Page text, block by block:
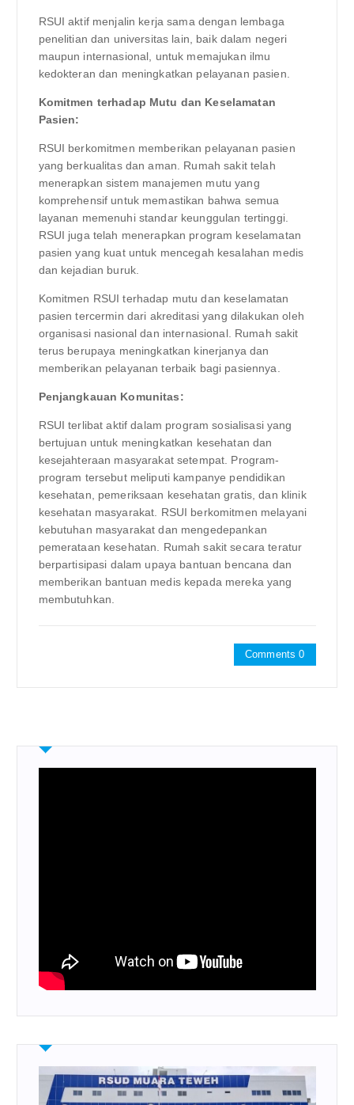
RSUI aktif menjalin kerja sama dengan lembaga
penelitian dan universitas lain, baik dalam negeri
maupun internasional, untuk memajukan ilmu
kedokteran dan meningkatkan pelayanan pasien.
Komitmen terhadap Mutu dan Keselamatan
Pasien:
RSUI berkomitmen memberikan pelayanan pasien
yang berkualitas dan aman. Rumah sakit telah
menerapkan sistem manajemen mutu yang
komprehensif untuk memastikan bahwa semua
layanan memenuhi standar keunggulan tertinggi.
RSUI juga telah menerapkan program keselamatan
pasien yang kuat untuk mencegah kesalahan medis
dan kejadian buruk.
Komitmen RSUI terhadap mutu dan keselamatan
pasien tercermin dari akreditasi yang dilakukan oleh
organisasi nasional dan internasional. Rumah sakit
terus berupaya meningkatkan kinerjanya dan
memberikan pelayanan terbaik bagi pasiennya.
Penjangkauan Komunitas:
RSUI terlibat aktif dalam program sosialisasi yang
bertujuan untuk meningkatkan kesehatan dan
kesejahteraan masyarakat setempat. Program-
program tersebut meliputi kampanye pendidikan
kesehatan, pemeriksaan kesehatan gratis, dan klinik
kesehatan masyarakat. RSUI berkomitmen melayani
kebutuhan masyarakat dan mengedepankan
pemerataan kesehatan. Rumah sakit secara teratur
berpartisipasi dalam upaya bantuan bencana dan
memberikan bantuan medis kepada mereka yang
membutuhkan.
Comments 0